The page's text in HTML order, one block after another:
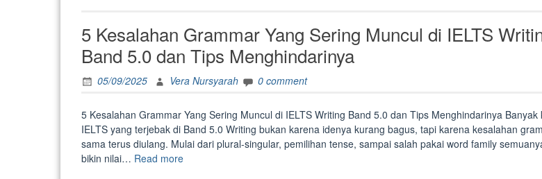
5 Kesalahan Grammar Yang Sering Muncul di IELTS
Band 5.0 dan Tips Menghindarinya
05/09/2025 Vera Nursyarah 0 comment
5 Kesalahan Grammar Yang Sering Muncul di IELTS Writing Band 5.0 dan Tips Menghindarinya Banyak
IELTS yang terjebak di Band 5.0 Writing bukan karena idenya kurang bagus, tapi karena kesalahan
sama terus diulang. Mulai dari plural-singular, pemilihan tense, sampai salah pakai word family
bikin nilai… Read more“5